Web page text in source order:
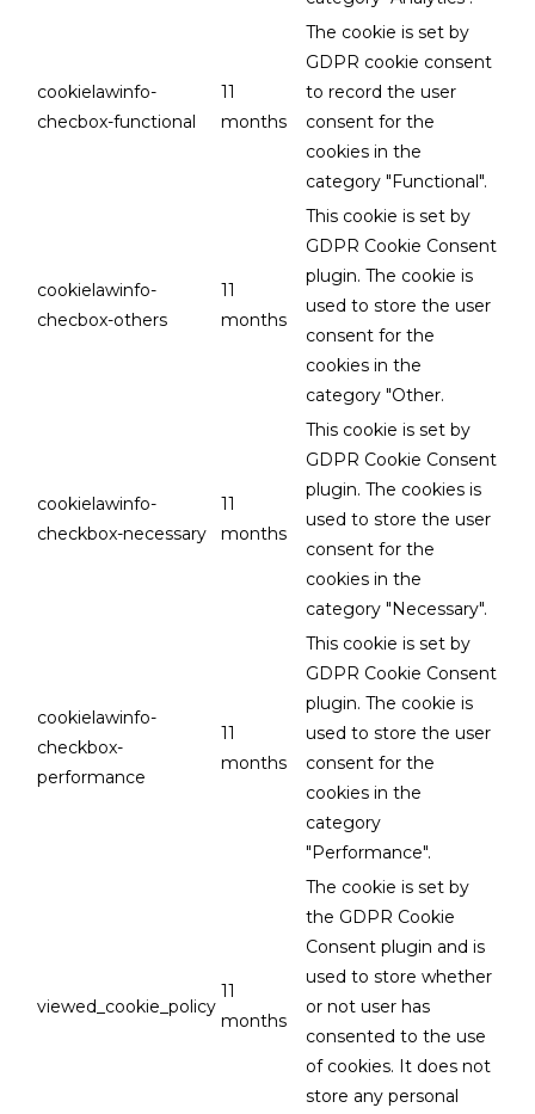
cookielawinfo-
checbox-functional
11
months
The cookie is set by
GDPR cookie consent
to record the user
consent for the
cookies in the
category "Functional".
cookielawinfo-
checbox-others
11
months
This cookie is set by
GDPR Cookie Consent
plugin. The cookie is
used to store the user
consent for the
cookies in the
category "Other.
cookielawinfo-
checkbox-necessary
11
months
This cookie is set by
GDPR Cookie Consent
plugin. The cookies is
used to store the user
consent for the
cookies in the
category "Necessary".
cookielawinfo-
checkbox-
performance
11
months
This cookie is set by
GDPR Cookie Consent
plugin. The cookie is
used to store the user
consent for the
cookies in the
category
"Performance".
viewed_cookie_policy
11
months
The cookie is set by
the GDPR Cookie
Consent plugin and is
used to store whether
or not user has
consented to the use
of cookies. It does not
store any personal